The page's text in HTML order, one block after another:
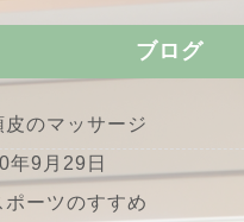
ブログ
皮のマッサージ
年9月29日
ポーツのすすめ